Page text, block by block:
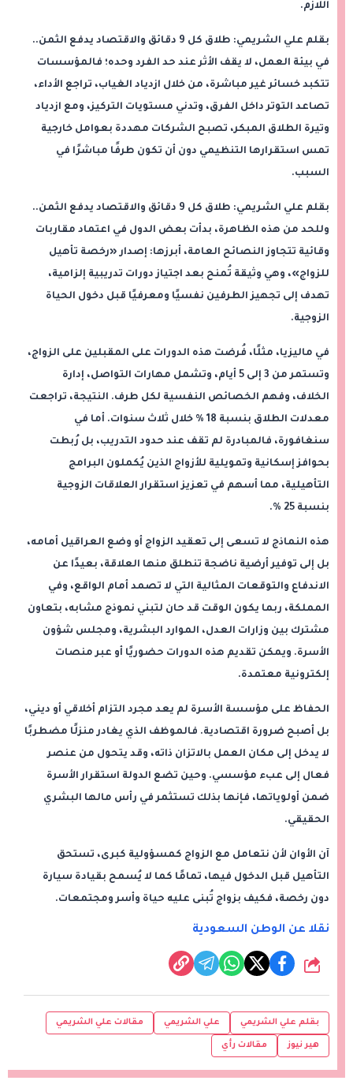
اللازم.
بقلم علي الشريمي: طلاق كل 9 دقائق والاقتصاد يدفع الثمن..
في بيئة العمل، لا يقف الأثر عند حد الفرد وحده؛ فالمؤسسات
تتكبد خسائر غير مباشرة، من خلال ازدياد الغياب، تراجع الأداء،
تصاعد التوتر داخل الفرق، وتدني مستويات التركيز، ومع ازدياد
وتيرة الطلاق المبكر، تصبح الشركات مهددة بعوامل خارجية
تمس استقرارها التنظيمي دون أن تكون طرفًا مباشرًا في
السبب.
بقلم علي الشريمي: طلاق كل 9 دقائق والاقتصاد يدفع الثمن..
وللحد من هذه الظاهرة، بدأت بعض الدول في اعتماد مقاربات
وقائية تتجاوز النصائح العامة، أبرزها: إصدار «رخصة تأهيل
للزواج»، وهي وثيقة تُمنح بعد اجتياز دورات تدريبية إلزامية،
تهدف إلى تجهيز الطرفين نفسيًا ومعرفيًا قبل دخول الحياة
الزوجية.
في ماليزيا، مثلًا، فُرضت هذه الدورات على المقبلين على الزواج،
وتستمر من 3 إلى 5 أيام، وتشمل مهارات التواصل، إدارة
الخلاف، وفهم الخصائص النفسية لكل طرف. النتيجة، تراجعت
معدلات الطلاق بنسبة 18 % خلال ثلاث سنوات. أما في
سنغافورة، فالمبادرة لم تقف عند حدود التدريب، بل رُبطت
بحوافز إسكانية وتمويلية للأزواج الذين يُكملون البرامج
التأهيلية، مما أسهم في تعزيز استقرار العلاقات الزوجية
بنسبة 25 %.
هذه النماذج لا تسعى إلى تعقيد الزواج أو وضع العراقيل أمامه،
بل إلى توفير أرضية ناضجة تنطلق منها العلاقة، بعيدًا عن
الاندفاع والتوقعات المثالية التي لا تصمد أمام الواقع، وفي
المملكة، ربما يكون الوقت قد حان لتبني نموذج مشابه، بتعاون
مشترك بين وزارات العدل، الموارد البشرية، ومجلس شؤون
الأسرة. ويمكن تقديم هذه الدورات حضوريًا أو عبر منصات
إلكترونية معتمدة.
الحفاظ على مؤسسة الأسرة لم يعد مجرد التزام أخلاقي أو ديني،
بل أصبح ضرورة اقتصادية. فالموظف الذي يغادر منزلًا مضطربًا
لا يدخل إلى مكان العمل بالاتزان ذاته، وقد يتحول من عنصر
فعال إلى عبء مؤسسي. وحين تضع الدولة استقرار الأسرة
ضمن أولوياتها، فإنها بذلك تستثمر في رأس مالها البشري
الحقيقي.
آن الأوان لأن نتعامل مع الزواج كمسؤولية كبرى، تستحق
التأهيل قبل الدخول فيها، تمامًا كما لا يُسمح بقيادة سيارة
دون رخصة، فكيف بزواج تُبنى عليه حياة وأسر ومجتمعات.
نقلا عن الوطن السعودية
شارك
بقلم علي الشريمي علي الشريمي مقالات علي الشريمي
هير نيوز مقالات رأي